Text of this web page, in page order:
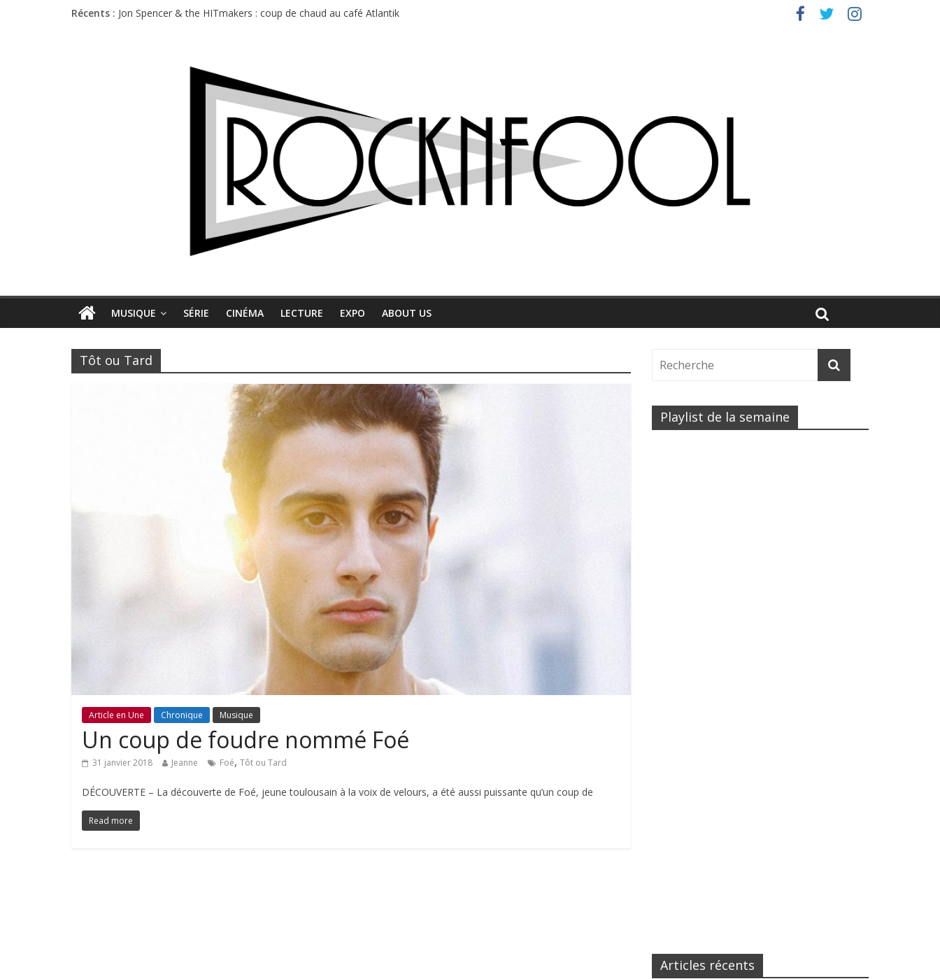
Récents : Jon Spencer & the HITmakers : coup de chaud au café Atlantik
Charlie Puth à l’Olympia : la leçon de pop du Professeur Puth
MUSIQUE SÉRIE CINÉMA LECTURE EXPO ABOUT US
Tôt ou Tard
Article en Une Chronique Musique
Un coup de foudre nommé Foé
31 janvier 2018 Jeanne Foé, Tôt ou Tard
DÉCOUVERTE – La découverte de Foé, jeune toulousain à la voix de velours, a été aussi puissante qu’un coup de
Read more
Playlist de la semaine
Articles récents